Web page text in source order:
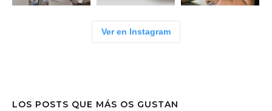
Ver en Instagram
LOS POSTS QUE MÁS OS GUSTAN